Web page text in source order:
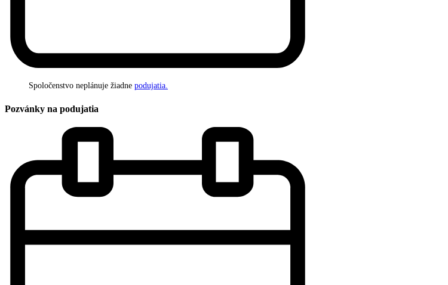
Spoločenstvo neplánuje žiadne podujatia.
Pozvánky na podujatia